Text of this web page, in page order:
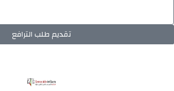
تقديم طلب الترافع